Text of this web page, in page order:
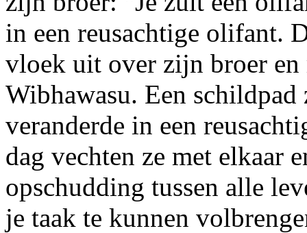
in een reusachtige olifant.
vloek uit over zijn broer
Wibhawasu. Een
veranderde in een
dag vechten ze met elkaar
opschudding tussen alle
je taak te kunnen